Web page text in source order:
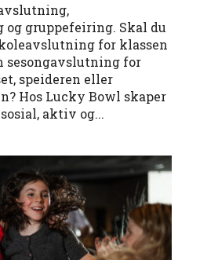
og gruppefeiring. Skal du
for klassen
sesongavslutning for
speideren eller
Hos Lucky Bowl skaper
aktiv og...